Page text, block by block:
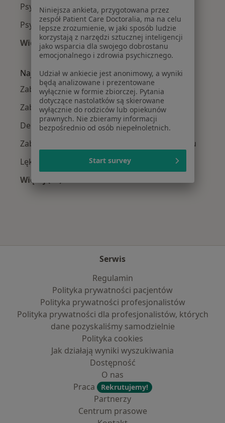
Psycholodzy w Rybniku
Psycholodzy w Tarnowskich Górach
Więcej (14)
Więcej w kategorii: W pobliżu Kędzierzyna-
Najczęście leczone choroby
Zaburzenia lękowe w Kędzierzynie-Koźlu
Zaburzenia nastroju w Kędzierzynie-Koźlu
Depresja w Kędzierzynie-Koźlu
Zaburzenia emocjonalne w Kędzierzynie-Koźlu
Lęki w Kędzierzynie-Koźlu
Więcej (15)
Serwis
Regulamin
Polityka prywatności pacjentów
Polityka prywatności profesjonalistów
Polityka prywatności dla profesjonalistów, których
dane pozyskaliśmy samodzielnie
Polityka cookies
Jak działają wyniki wyszukiwania
Dostępność
O nas
Praca
Rekrutujemy!
Partnerzy
Centrum prasowe
Niniejsza ankieta, przygotowana przez
zespół Patient Care Doctoralia, ma na celu
lepsze zrozumienie, w jaki sposób ludzie
korzystają z narzędzi sztucznej inteligencji
jako wsparcia dla swojego dobrostanu
emocjonalnego i zdrowia psychicznego.
Udział w ankiecie jest anonimowy, a wyniki
będą analizowane i prezentowane
wyłącznie w formie zbiorczej. Pytania
dotyczące nastolatków są skierowane
wyłącznie do rodziców lub opiekunów
prawnych. Nie zbieramy informacji
bezpośrednio od osób niepełnoletnich.
Start survey